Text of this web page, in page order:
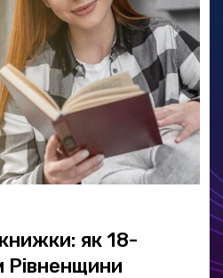
як 18-
Рівненщини